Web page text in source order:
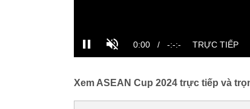
Xem ASEAN Cup 2024 trực tiếp và